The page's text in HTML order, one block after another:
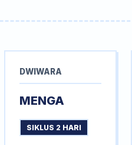
DWIWARA
MENGA
SIKLUS 2 HARI